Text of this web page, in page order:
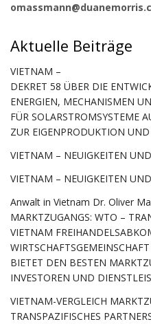
Aktuelle Beiträge
VIETNAM –
DEKRET 58 ÜBER DIE
ENERGIEN, MECHANISMEN
FÜR SOLARSTROMSYSTEME
ZUR EIGENPRODUKTION
VIETNAM – NEUIGKEITEN
VIETNAM – NEUIGKEITEN
Anwalt in Vietnam Dr. Oliver
MARKTZUGANGS: WTO –
VIETNAM
BIETET DEN BESTEN
INVESTOREN UND
VIETNAM-VERGLEICH
TRANSPAZIFISCHES